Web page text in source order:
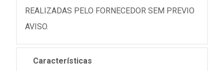
REALIZADAS PELO FORNECEDOR SEM PREVIO
AVISO.
Características